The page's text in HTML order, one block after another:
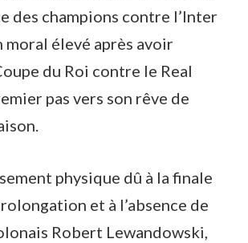
des champions contre l’Inter
moral élevé après avoir
du Roi contre le Real
pas vers son rêve de
physique dû à la finale
et à l’absence de
Robert Lewandowski,